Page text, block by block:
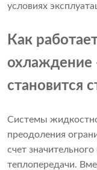
условиях
Как
охлаждение
становится
Системы
преодоления
счет
теплопередачи.